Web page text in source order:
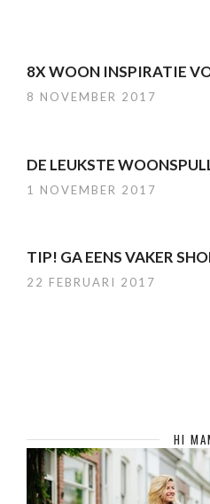
8X WOON INSPIRATIE
8 NOVEMBER 2017
DE LEUKSTE
1 NOVEMBER 2017
TIP! GA EENS VAKER
22 FEBRUARI 2017
HI